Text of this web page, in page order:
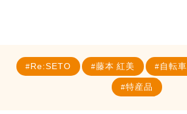
Re:SETO 藤本 紅美 自転車
特産品